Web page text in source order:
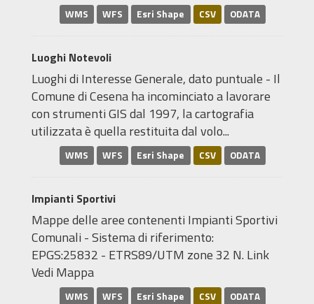
WMS WFS Esri Shape CSV ODATA
Luoghi Notevoli
Luoghi di Interesse Generale, dato puntuale - Il
Comune di Cesena ha incominciato a lavorare
con strumenti GIS dal 1997, la cartografia
utilizzata è quella restituita dal volo...
WMS WFS Esri Shape CSV ODATA
Impianti Sportivi
Mappe delle aree contenenti Impianti Sportivi
Comunali - Sistema di riferimento:
EPGS:25832 - ETRS89/UTM zone 32 N. Link
Vedi Mappa
WMS WFS Esri Shape CSV ODATA